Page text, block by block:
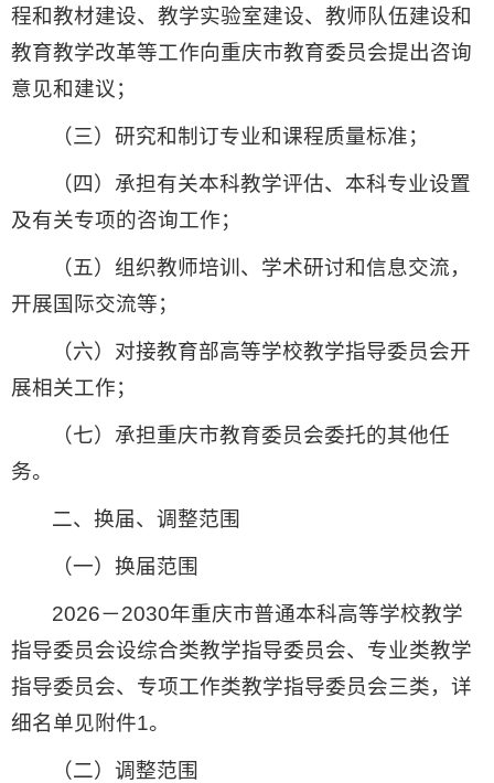
程和教材建设、教学实验室建设、教师队伍建设和
教育教学改革等工作向重庆市教育委员会提出咨询
意见和建议；
（三）研究和制订专业和课程质量标准；
（四）承担有关本科教学评估、本科专业设置
及有关专项的咨询工作；
（五）组织教师培训、学术研讨和信息交流，
开展国际交流等；
（六）对接教育部高等学校教学指导委员会开
展相关工作；
（七）承担重庆市教育委员会委托的其他任
务。
二、换届、调整范围
（一）换届范围
2026－2030年重庆市普通本科高等学校教学
指导委员会设综合类教学指导委员会、专业类教学
指导委员会、专项工作类教学指导委员会三类，详
细名单见附件1。
（二）调整范围